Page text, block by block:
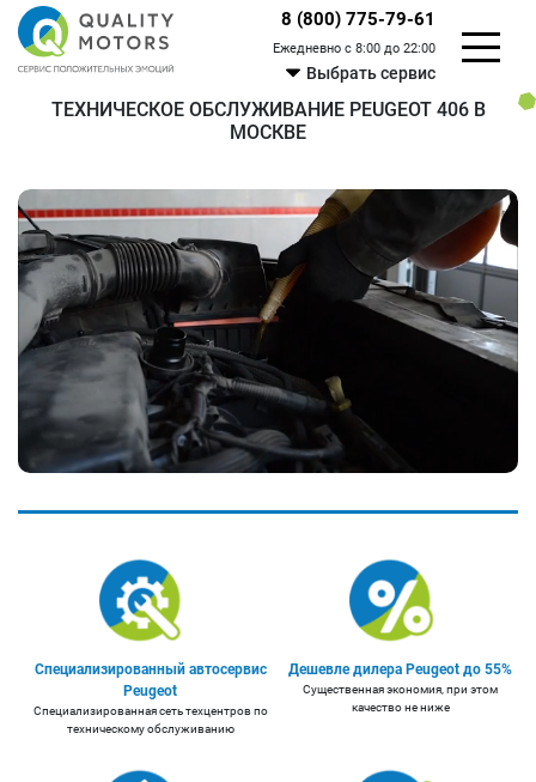
8 (800) 775-79-61
Ежедневно с 8:00 до 22:00
Выбрать сервис
ТЕХНИЧЕСКОЕ ОБСЛУЖИВАНИЕ PEUGEOT 406 В
МОСКВЕ
Специализированный автосервис
Peugeot
Специализированная сеть техцентров по
техническому обслуживанию
Дешевле дилера Peugeot до 55%
Существенная экономия, при этом
качество не ниже